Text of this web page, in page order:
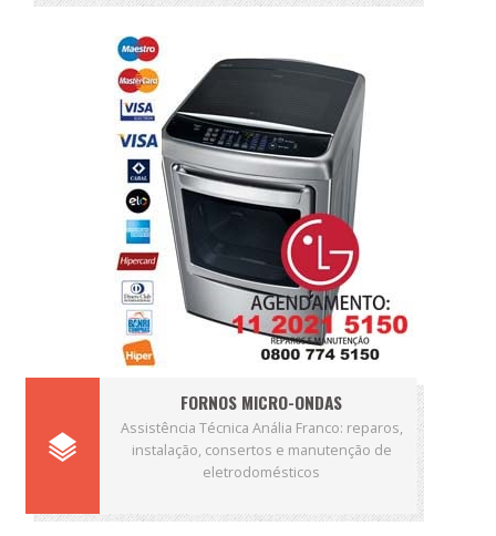
FORNOS MICRO-ONDAS
Assistência Técnica Anália Franco: reparos,
instalação, consertos e manutenção de
eletrodomésticos